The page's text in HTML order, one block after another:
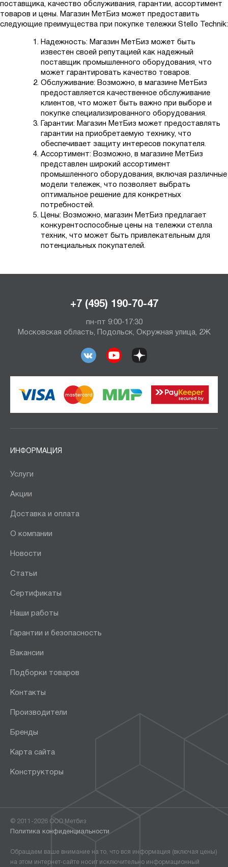
поставщика, качество обслуживания, гарантии, ассортимент
товаров и цены. Магазин МетБиз может предоставить
следующие преимущества при покупке тележки Stello Technik:
Надежность: Магазин МетБиз может быть
известен своей репутацией как надежный
поставщик промышленного оборудования, что
может гарантировать качество товаров.
Обслуживание: Возможно, в магазине МетБиз
предоставляется качественное обслуживание
клиентов, что может быть важно при выборе и
покупке специализированного оборудования.
Гарантии: Магазин МетБиз может предоставлять
гарантии на приобретаемую технику, что
обеспечивает защиту интересов покупателя.
Ассортимент: Возможно, в магазине МетБиз
представлен широкий ассортимент
промышленного оборудования, включая различные
модели тележек, что позволяет выбрать
оптимальное решение для конкретных
потребностей.
Цены: Возможно, магазин МетБиз предлагает
конкурентоспособные цены на тележки стелла
техник, что может быть привлекательным для
потенциальных покупателей.
+7 (495) 190-70-47
пн-пт 9:00-17:30
Московская область, Подольск, Окружная улица, 2Ж
ИНФОРМАЦИЯ
Услуги
Акции
Доставка и оплата
О компании
Новости
Статьи
Сертификаты
Наши работы
Гарантии и безопасность
Вакансии
Подборки товаров
Контакты
Производители
Бренды
Карта сайта
Конструкторы
© 2011-2026 ООО Метбиз
Политика конфиденциальности
Обращаем ваше внимание на то, что вся информация (включая цены)
на этом интернет-сайте носит исключительно информационный